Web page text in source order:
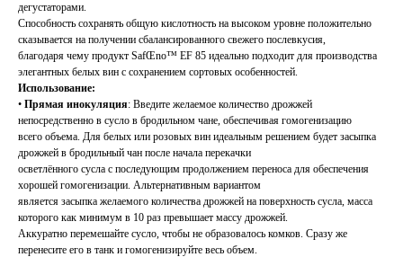
дегустаторами.
Способность сохранять общую кислотность на высоком уровне положительно
сказывается на получении сбалансированного свежего послевкусия,
благодаря чему продукт SafŒno™ EF 85 идеально подходит для производства
элегантных белых вин с сохранением сортовых особенностей.
Использование:
• Прямая инокуляция: Введите желаемое количество дрожжей
непосредственно в сусло в бродильном чане, обеспечивая гомогенизацию
всего объема. Для белых или розовых вин идеальным решением будет засыпка
дрожжей в бродильный чан после начала перекачки
осветлённого сусла с последующим продолжением переноса для обеспечения
хорошей гомогенизации. Альтернативным вариантом
является засыпка желаемого количества дрожжей на поверхность сусла, масса
которого как минимум в 10 раз превышает массу дрожжей.
Аккуратно перемешайте сусло, чтобы не образовалось комков. Сразу же
перенесите его в танк и гомогенизируйте весь объем.